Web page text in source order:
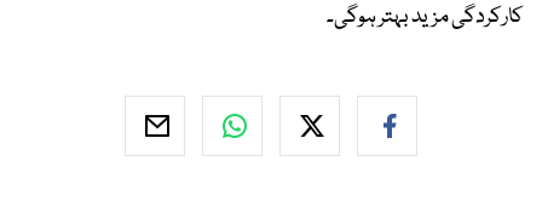
کارکردگی مزید بہتر ہوگی۔